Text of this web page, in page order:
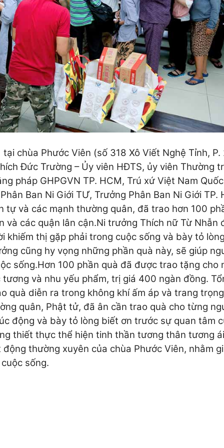
chùa Phước Viên (số 318 Xô Viết Nghệ Tỉnh, P.
Đức Trường – Ủy viên HĐTS, ủy viên Thường
pháp GHPGVN TP. HCM, Trú xứ Việt Nam
Ban Ni Giới TƯ, Trưởng Phân Ban Ni Giới TP.
tự và các mạnh thường quân, đã trao hơn 100
và các quận lân cận.Ni trưởng Thích nữ Từ Nhẫn
khiếm thị gặp phải trong cuộc sống và bày tỏ
cũng hy vọng những phần quà này, sẽ giúp
sống.Hơn 100 phần quà đã được trao tặng cho
và nhu yếu phẩm, trị giá 400 ngàn đồng.
quà diễn ra trong không khí ấm áp và trang
quân, Phật tử, đã ân cần trao quà cho từng
động và bày tỏ lòng biết ơn trước sự quan tâm
thiết thực thể hiện tinh thần tương thân tương
thường xuyên của chùa Phước Viên, nhằm
sống.